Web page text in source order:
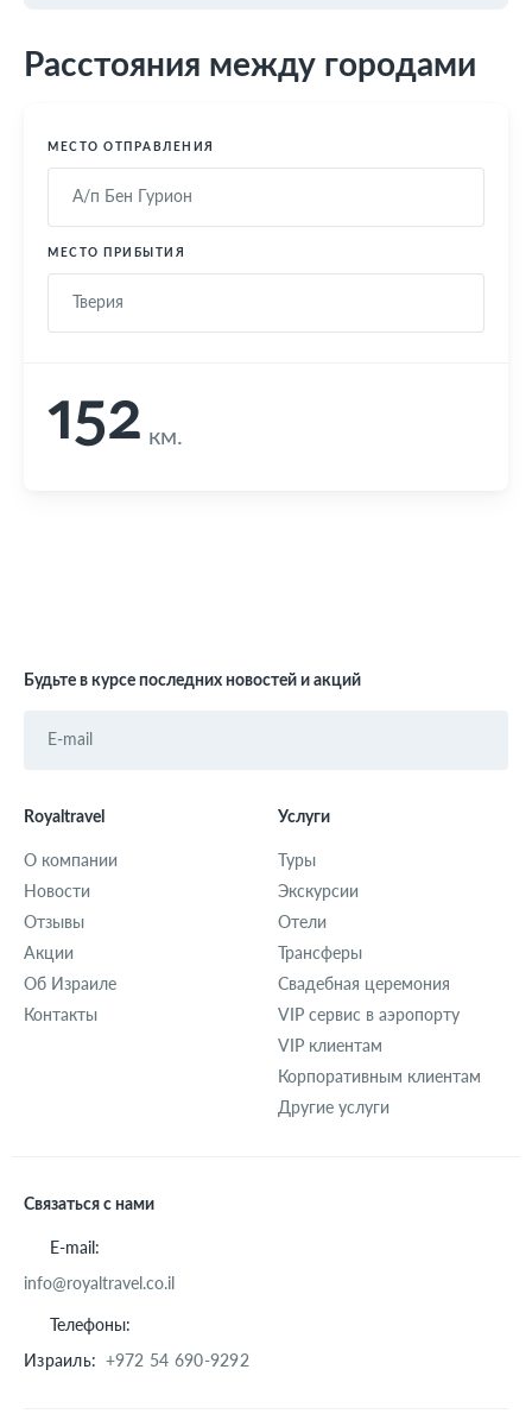
Расстояния между городами
МЕСТО ОТПРАВЛЕНИЯ
МЕСТО ПРИБЫТИЯ
152 км.
Будьте в курсе последних новостей и акций
Royaltravel
О компании
Новости
Отзывы
Акции
Об Израиле
Контакты
Услуги
Туры
Экскурсии
Отели
Трансферы
Свадебная церемония
VIP сервис в аэропорту
VIP клиентам
Корпоративным клиентам
Другие услуги
Связаться с нами
E-mail:
info@royaltravel.co.il
Телефоны:
Израиль: +972 54 690-9292